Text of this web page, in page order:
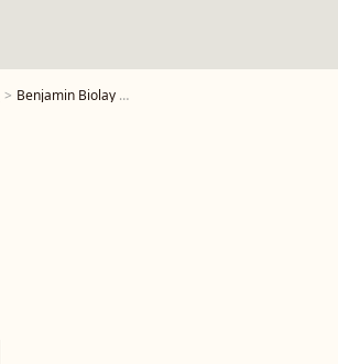
Benjamin Biolay - Photo